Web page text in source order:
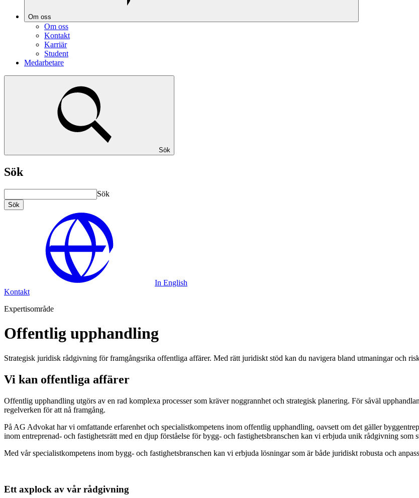
Om oss
Om oss
Kontakt
Karriär
Student
Medarbetare
Sök
Sök
Sök
Sök
In English
Kontakt
Expertisområde
Offentlig upphandling
Strategisk juridisk rådgivning för framgångsrika offentliga affärer. Med rätt juridiskt stöd kan du navigera bland utmaningar och
Vi kan offentliga affärer
Offentlig upphandling utgörs av en rad komplexa processer som kräver noggrannhet och strategisk planering. För såväl
regelverken för att nå framgång.
På AG Advokat har vi omfattande erfarenhet och specialistkompetens inom offentlig upphandling, oavsett om det gäller
inom entreprenad- och fastighetsrätt med en djup förståelse för bygg- och fastighetsbranschen kan vi erbjuda unik rådgivning som
Med vår specialistkompetens inom bygg- och fastighetsbranschen kan vi erbjuda lösningar som är både juridiskt robusta och
Ett axplock av vår rådgivning